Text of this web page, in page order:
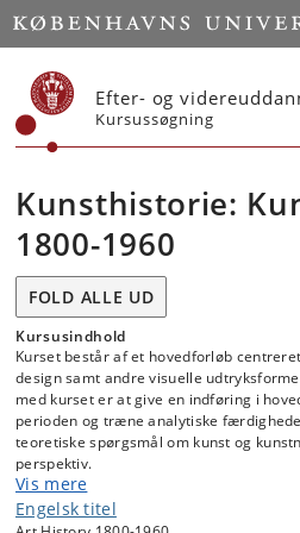
Start
Efter- og
Kursussøgning
Kunsthistorie:
1800-1960
FOLD ALLE UD
Kursusindhold
Kurset består af et hovedforløb
design samt andre visuelle
med kurset er at give en indføring i
perioden og træne analytiske
teoretiske spørgsmål om kunst og
perspektiv.
I hovedforløbet bliver fokus lagt på den
modernitetshistorie fra romantikken til
efterkrigstidens overgang til
Vis mere
Engelsk titel